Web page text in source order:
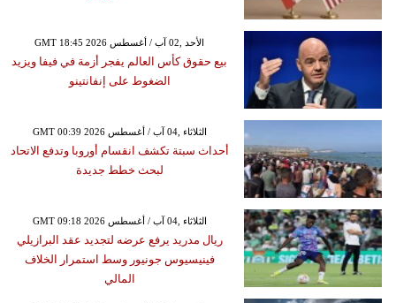
GMT 18:45 2026 الأحد ,02 آب / أغسطس
بيع حقوق كأس العالم يفجر أزمة في فيفا ويزيد
الضغوط على إنفانتينو
GMT 00:39 2026 الثلاثاء ,04 آب / أغسطس
أحداث سبتة تكشف انقسام أوروبا وتدفع الاتحاد
لبحث خطط جديدة
GMT 09:18 2026 الثلاثاء ,04 آب / أغسطس
ريال مدريد يرفع عرضه لتجديد عقد البرازيلي
فينيسيوس جونيور وسط استمرار الخلاف
المالي